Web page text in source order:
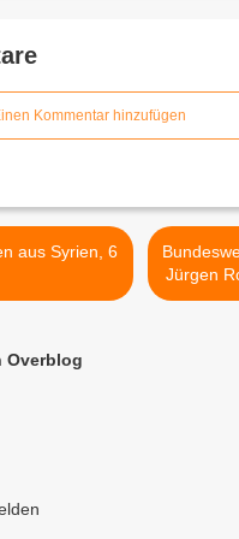
Kommentar hinzufügen
aus Syrien, 6
Jürgen
den
Overblog